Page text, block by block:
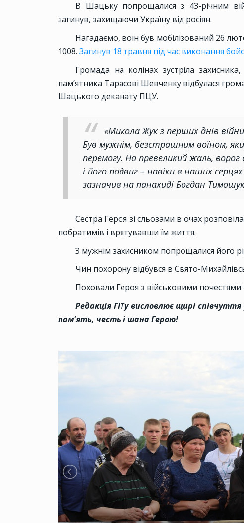
В Шацьку попрощалися з 43-річним
загинув, захищаючи Україну від росіян.
Нагадаємо, воїн був мобілізований 26
1008. Загинув 18 травня під час виконання
Громада на колінах зустріла
пам’ятника Тарасові Шевченку відбулася
Шацького деканату ПЦУ.
«Микола Жук з перших днів
Був мужнім, безстрашним воїном,
перемогу. На превеликий жаль,
і його подвиг – навіки в наших
зазначив на панахиді Богдан
Сестра Героя зі сльозами в очах
побратимів і врятувавши їм життя.
З мужнім захисником попрощалися його
Чин похорону відбувся в Свято-
Поховали Героя з військовими
Редакція ГІТу висловлює щирі
пам'ять, честь і шана Герою!